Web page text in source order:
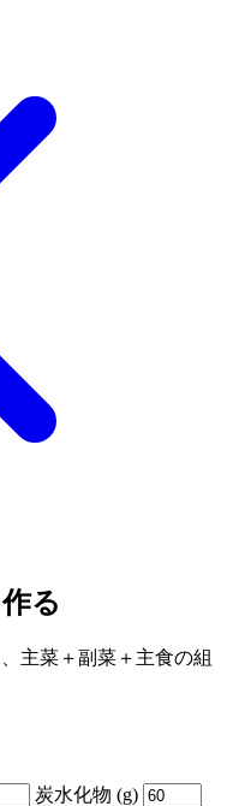
る
主菜＋副菜＋主食の組
炭水化物 (g)